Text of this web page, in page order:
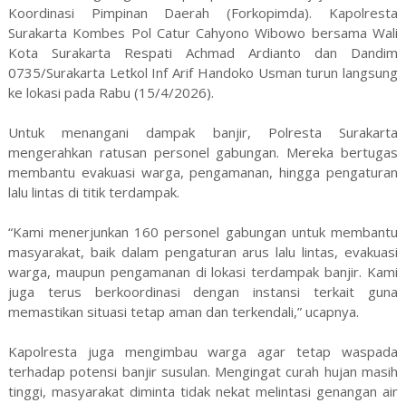
Koordinasi Pimpinan Daerah (Forkopimda). Kapolresta
Surakarta Kombes Pol Catur Cahyono Wibowo bersama Wali
Kota Surakarta Respati Achmad Ardianto dan Dandim
0735/Surakarta Letkol Inf Arif Handoko Usman turun langsung
ke lokasi pada Rabu (15/4/2026).
Untuk menangani dampak banjir, Polresta Surakarta
mengerahkan ratusan personel gabungan. Mereka bertugas
membantu evakuasi warga, pengamanan, hingga pengaturan
lalu lintas di titik terdampak.
“Kami menerjunkan 160 personel gabungan untuk membantu
masyarakat, baik dalam pengaturan arus lalu lintas, evakuasi
warga, maupun pengamanan di lokasi terdampak banjir. Kami
juga terus berkoordinasi dengan instansi terkait guna
memastikan situasi tetap aman dan terkendali,” ucapnya.
Kapolresta juga mengimbau warga agar tetap waspada
terhadap potensi banjir susulan. Mengingat curah hujan masih
tinggi, masyarakat diminta tidak nekat melintasi genangan air